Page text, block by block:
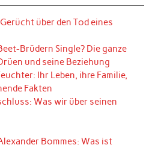
über den Tod eines
Brüdern Single? Die ganze
und seine Beziehung
Ihr Leben, ihre Familie,
Fakten
Was wir über seinen
Bommes: Was ist